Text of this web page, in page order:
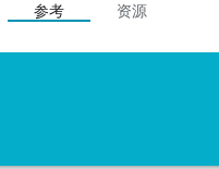
参考
资源